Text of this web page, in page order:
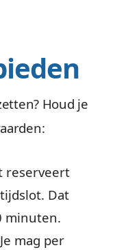
Houd je
reserveert
Dat
minuten.
mag per